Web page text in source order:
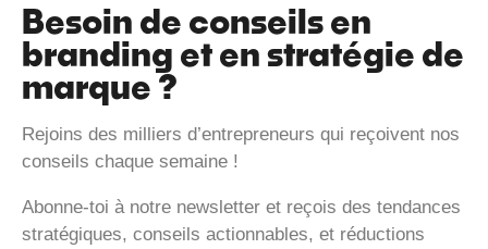
Besoin de conseils en
branding et en stratégie de
marque ?
Rejoins des milliers d’entrepreneurs qui reçoivent nos
conseils chaque semaine !
Abonne-toi à notre newsletter et reçois des tendances
stratégiques, conseils actionnables, et réductions